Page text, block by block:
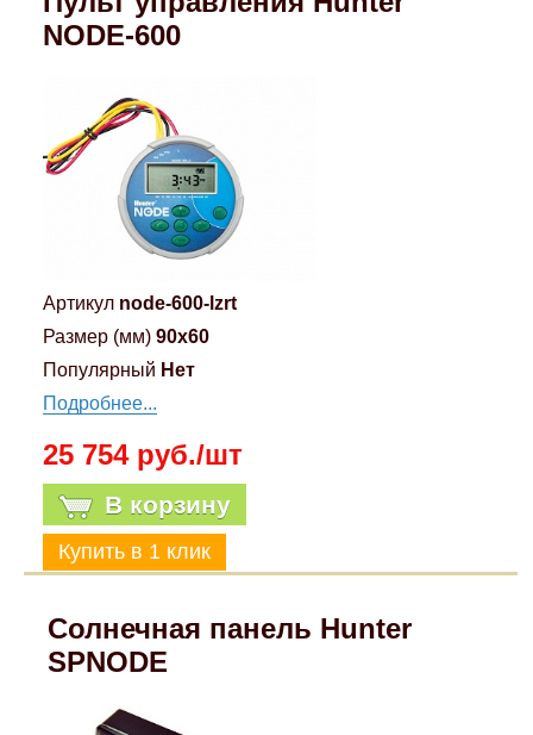
NODE-600
Артикул node-600-lzrt
Размер (мм) 90x60
Популярный Нет
Подробнее...
25 754 руб./шт
В корзину
Солнечная панель Hunter
SPNODE